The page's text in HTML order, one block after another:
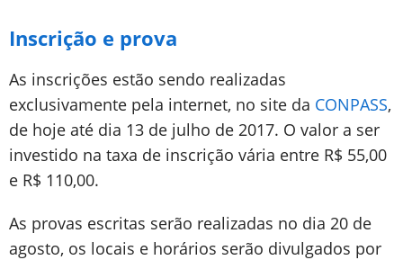
Inscrição e prova
As inscrições estão sendo realizadas
exclusivamente pela internet, no site da CONPASS,
de hoje até dia 13 de julho de 2017. O valor a ser
investido na taxa de inscrição vária entre R$ 55,00
e R$ 110,00.
As provas escritas serão realizadas no dia 20 de
agosto, os locais e horários serão divulgados por